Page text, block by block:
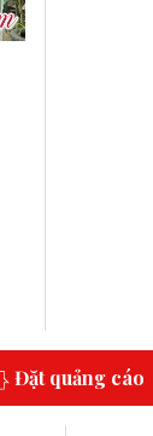
Đặt quảng cáo